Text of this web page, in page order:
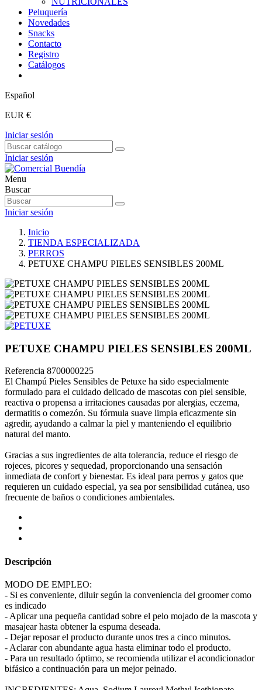
Peluquería
Novedades
Snacks
Contacto
Registro
Catálogos
Español
EUR €
Iniciar sesión
Iniciar sesión
Menu
Buscar
Iniciar sesión
Inicio
TIENDA ESPECIALIZADA
PERROS
PETUXE CHAMPU PIELES SENSIBLES 200ML
PETUXE CHAMPU PIELES SENSIBLES 200ML
Referencia 8700000225
El Champú Pieles Sensibles de Petuxe ha sido especialmente
formulado para el cuidado delicado de mascotas con piel sensible,
reactiva o propensa a irritaciones causadas por alergias, eczema,
dermatitis o comezón. Su fórmula suave limpia eficazmente sin
agredir, ayudando a calmar la piel y manteniendo el equilibrio
natural del manto.
Gracias a sus ingredientes de alta tolerancia, reduce el riesgo de
rojeces, picores y sequedad, proporcionando una sensación
inmediata de confort y bienestar. Es ideal para perros y gatos que
requieren un cuidado especial, ya sea por sensibilidad cutánea, uso
frecuente de baños o condiciones ambientales.
Descripción
MODO DE EMPLEO:
- Si es conveniente, diluir según la conveniencia del groomer como
es indicado
- Aplicar una pequeña cantidad sobre el pelo mojado de la mascota y
masajear hasta obtener la espuma deseada.
- Dejar reposar el producto durante unos tres a cinco minutos.
- Aclarar con abundante agua hasta eliminar todo el producto.
- Para un resultado óptimo, se recomienda utilizar el acondicionador
bifásico a continuación para un mejor peinado.